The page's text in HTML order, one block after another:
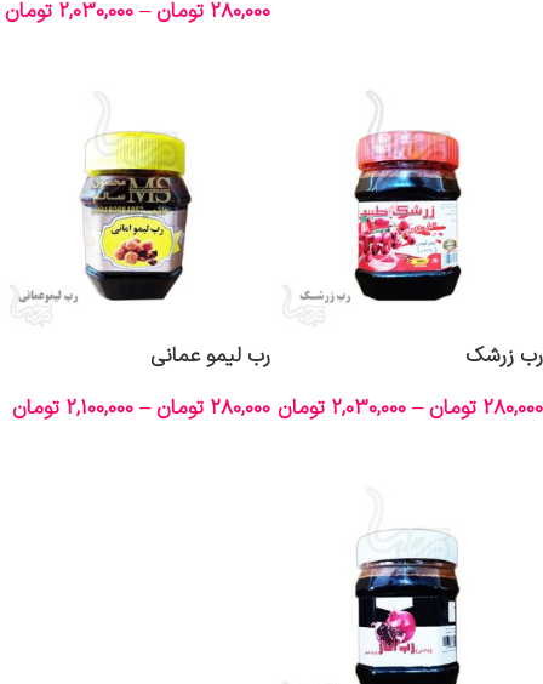
280,000 تومان –
2,030,000 تومان
رب زرشک
280,000 تومان –
2,030,000 تومان
رب لیمو عمانی
280,000 تومان –
2,100,000 تومان